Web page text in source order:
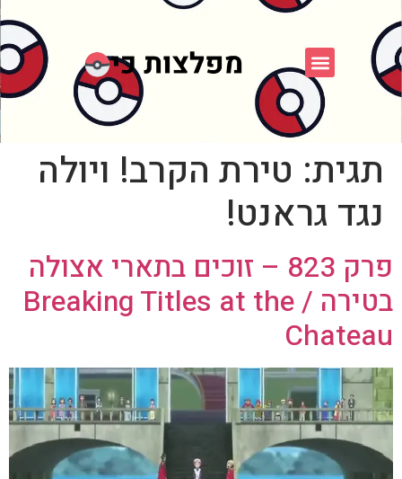
תגית: טירת הקרב! ויולה
נגד גראנט!
פרק 823 – זוכים בתארי אצולה
בטירה / Breaking Titles at the
Chateau